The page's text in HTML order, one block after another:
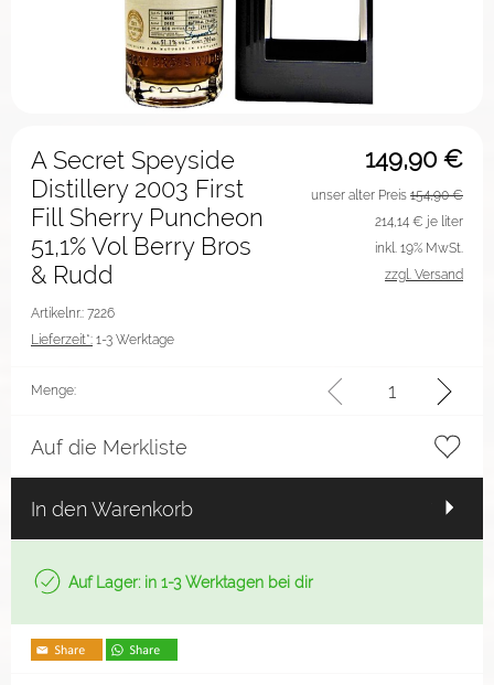
149,90 €
A Secret Speyside
Distillery 2003 First
Fill Sherry Puncheon
51,1% Vol Berry Bros
& Rudd
Artikelnr.: 7226
Lieferzeit*: 1-3 Werktage
unser alter Preis 154,90 €
214,14 € je liter
inkl. 19% MwSt.
zzgl. Versand
Menge:
Auf die Merkliste
In den Warenkorb
Auf Lager: in 1-3 Werktagen bei dir